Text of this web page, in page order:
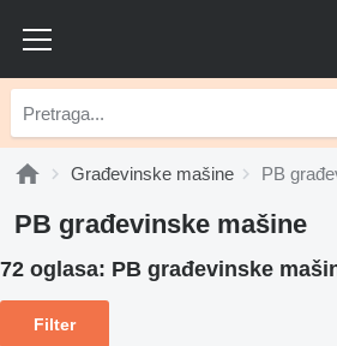
Građevinske mašine PB
PB građevinske mašine
72 oglasa: PB građevinske
Filter